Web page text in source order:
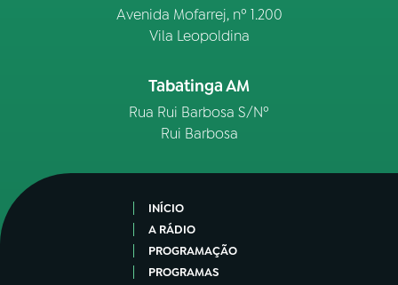
Avenida Mofarrej, nº 1.200
Vila Leopoldina
Tabatinga AM
Rua Rui Barbosa S/Nº
Rui Barbosa
INÍCIO
A RÁDIO
PROGRAMAÇÃO
PROGRAMAS